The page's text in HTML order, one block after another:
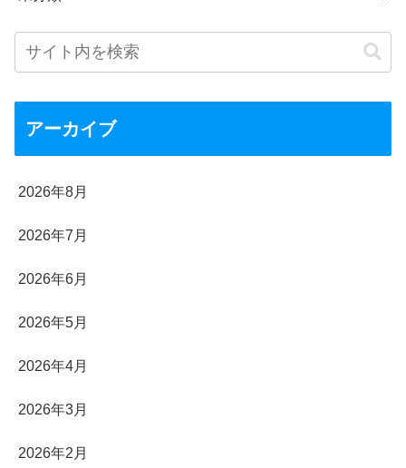
アーカイブ
2026年8月
2026年7月
2026年6月
2026年5月
2026年4月
2026年3月
2026年2月